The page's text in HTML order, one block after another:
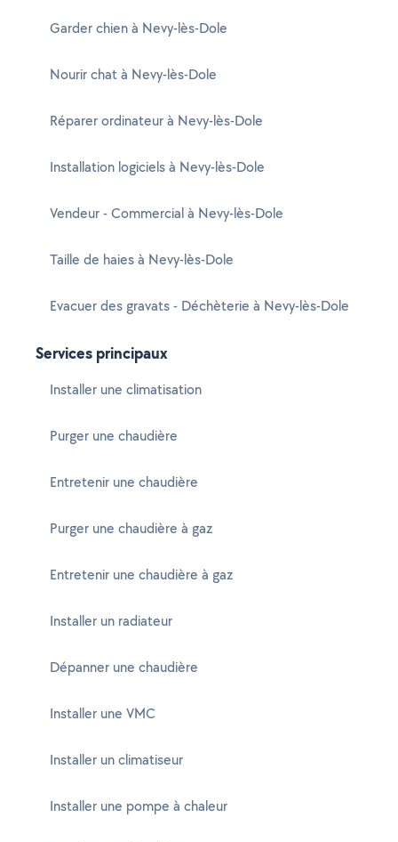
Garder chien à Nevy-lès-Dole
Nourir chat à Nevy-lès-Dole
Réparer ordinateur à Nevy-lès-Dole
Installation logiciels à Nevy-lès-Dole
Vendeur - Commercial à Nevy-lès-Dole
Taille de haies à Nevy-lès-Dole
Evacuer des gravats - Déchèterie à Nevy-lès-Dole
Services principaux
Installer une climatisation
Purger une chaudière
Entretenir une chaudière
Purger une chaudière à gaz
Entretenir une chaudière à gaz
Installer un radiateur
Dépanner une chaudière
Installer une VMC
Installer un climatiseur
Installer une pompe à chaleur